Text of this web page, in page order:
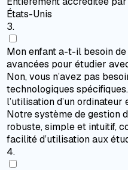
États-Unis
3.
Mon enfant a-t-il besoin
avancées pour étudier
Non, vous n’avez pas
technologiques
l’utilisation d’un
Notre système de gestion
robuste, simple et intuitif,
facilité d’utilisation aux
4.